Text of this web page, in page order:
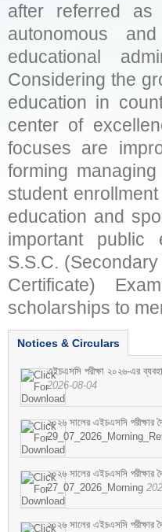
after referred
autonomous
educational
Considering the
education in
center of
focuses are
forming
student
education and
important public
S.S.C.
Certificate)
scholarships to
Notices & Circulars
এইচএসসি পরীক্ষা ২০২৬-এর
2026-08-04
২০২৬ সালের এইচএসসি পরীক্ষার
২০২৬ সালের এইচএসসি পরীক্ষার
27_07_2026_Morning
২০২৬ সালের এইচএসসি পরীক্ষার